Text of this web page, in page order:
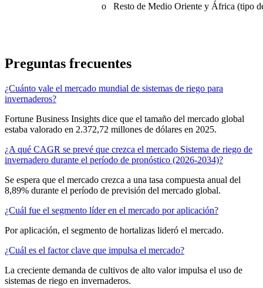
o Resto de Medio Oriente y África (tipo
Preguntas frecuentes
¿Cuánto vale el mercado mundial de sistemas de riego para
invernaderos?
Fortune Business Insights dice que el tamaño del mercado global
estaba valorado en 2.372,72 millones de dólares en 2025.
¿A qué CAGR se prevé que crezca el mercado Sistema de riego de
invernadero durante el período de pronóstico (2026-2034)?
Se espera que el mercado crezca a una tasa compuesta anual del
8,89% durante el período de previsión del mercado global.
¿Cuál fue el segmento líder en el mercado por aplicación?
Por aplicación, el segmento de hortalizas lideró el mercado.
¿Cuál es el factor clave que impulsa el mercado?
La creciente demanda de cultivos de alto valor impulsa el uso de
sistemas de riego en invernaderos.